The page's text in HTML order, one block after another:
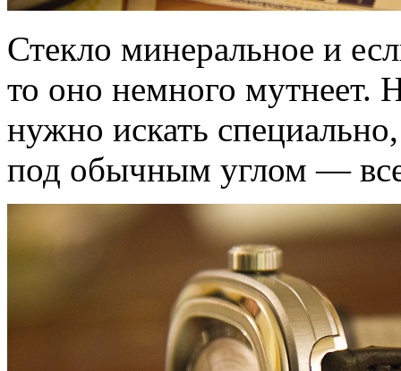
Стекло минеральное и
то оно немного мутнеет.
нужно искать
под обычным углом —